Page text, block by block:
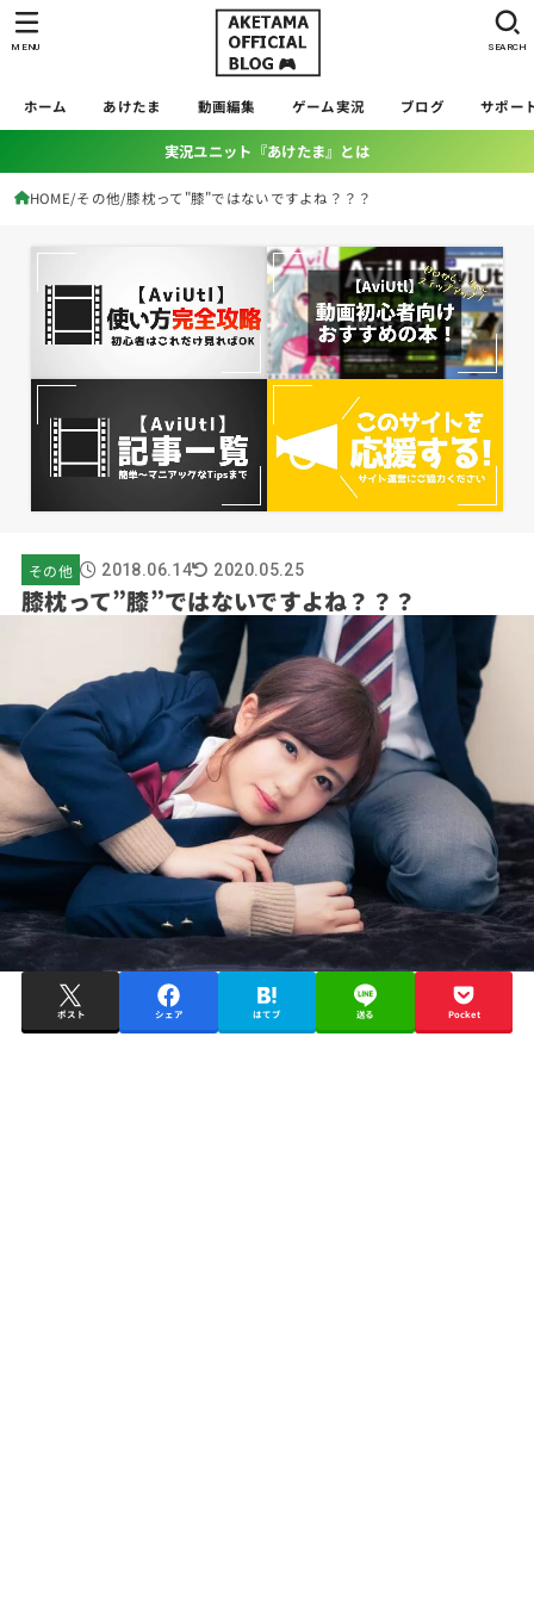
ホーム あけたま 動画編集 ゲーム実況 ブログ サポー
SEARCH
MENU
実況ユニット『あけたま』とは
HOME その他 膝枕って"膝"ではないですよね？？？
その他 2018.06.14 2020.05.25
膝枕って”膝”ではないですよね？？？
ポスト シェア はてブ 送る Pocket